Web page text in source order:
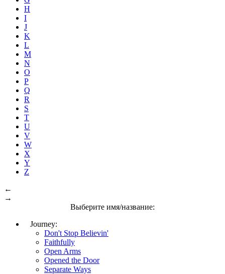
H
I
J
K
L
M
N
O
P
Q
R
S
T
U
V
W
X
Y
Z
←
→
Выберите имя/название:
Journey:
Don't Stop Believin'
Faithfully
Open Arms
Opened the Door
Separate Ways